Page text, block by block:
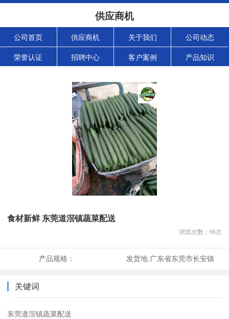
供应商机
公司首页 供应商机 关于我们 公司动态
荣誉认证 招聘中心 客户案例 产品知识
食材新鲜 东莞道滘镇蔬菜配送
浏览次数： 66次
产品规格： 发货地:广东省东莞市长安镇
关键词
东莞道滘镇蔬菜配送